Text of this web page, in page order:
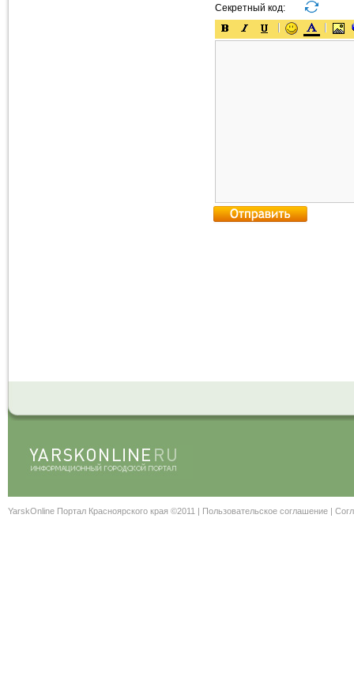
Секретный код:
YarskOnline Портал Красноярского края ©2011 | Пользовательское соглашение |